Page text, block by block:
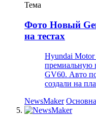
Тема
Фото Новый
на тестах
Hyundai Motor
премиальную
GV60. Авто
создали на
NewsMaker